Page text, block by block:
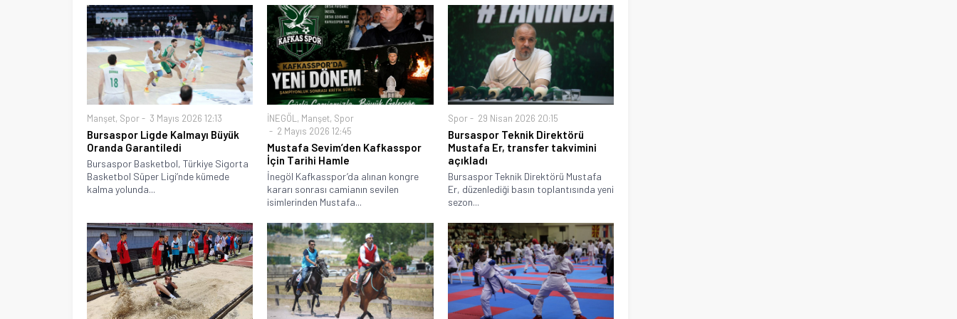
Manşet, Spor 3 Mayıs 2026 12:13
Bursaspor Ligde Kalmayı Büyük
Oranda Garantiledi
Bursaspor Basketbol, Türkiye Sigorta
Basketbol Süper Ligi’nde kümede
kalma yolunda...
İNEGÖL , Manşet, Spor
2 Mayıs 2026 12:45
Mustafa Sevim’den Kafkasspor
İçin Tarihi Hamle
İnegöl Kafkasspor’da alınan kongre
kararı sonrası camianın sevilen
isimlerinden Mustafa...
Spor 29 Nisan 2026 20:15
Bursaspor Teknik Direktörü
Mustafa Er, transfer takvimini
açıkladı
Bursaspor Teknik Direktörü Mustafa
Er, düzenlediği basın toplantısında yeni
sezon...